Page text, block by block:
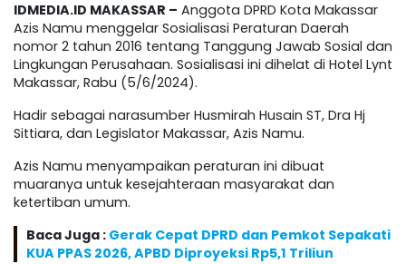
IDMEDIA.ID MAKASSAR – Anggota DPRD Kota Makassar
Azis Namu menggelar Sosialisasi Peraturan Daerah
nomor 2 tahun 2016 tentang Tanggung Jawab Sosial dan
Lingkungan Perusahaan. Sosialisasi ini dihelat di Hotel Lynt
Makassar, Rabu (5/6/2024).
Hadir sebagai narasumber Husmirah Husain ST, Dra Hj
Sittiara, dan Legislator Makassar, Azis Namu.
Azis Namu menyampaikan peraturan ini dibuat
muaranya untuk kesejahteraan masyarakat dan
ketertiban umum.
Baca Juga : Gerak Cepat DPRD dan Pemkot Sepakati
KUA PPAS 2026, APBD Diproyeksi Rp5,1 Triliun